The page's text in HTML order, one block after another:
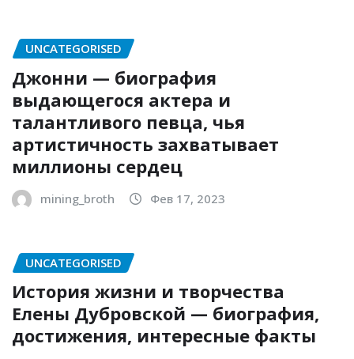
UNCATEGORISED
Джонни — биография
выдающегося актера и
талантливого певца, чья
артистичность захватывает
миллионы сердец
mining_broth Фев 17, 2023
UNCATEGORISED
История жизни и творчества
Елены Дубровской — биография,
достижения, интересные факты